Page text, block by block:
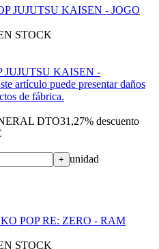
STOCK
KAISEN -
artículo puede presentar daños
de fábrica.
DTO31,27% descuento
+ unidad
STOCK